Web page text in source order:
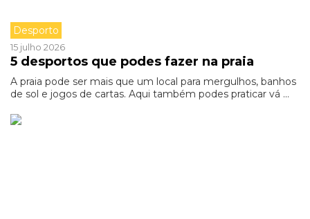
Desporto
15 julho 2026
5 desportos que podes fazer na praia
A praia pode ser mais que um local para mergulhos, banhos
de sol e jogos de cartas. Aqui também podes praticar vá ...